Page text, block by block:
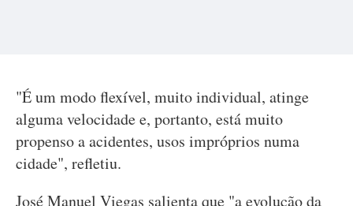
"É um modo flexível, muito individual, atinge
alguma velocidade e, portanto, está muito
propenso a acidentes, usos impróprios numa
cidade", refletiu.
José Manuel Viegas salienta que "a evolução da